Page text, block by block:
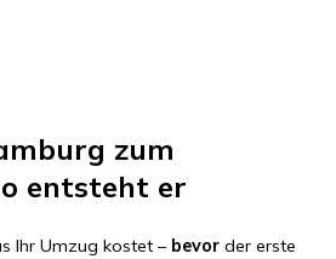
zum
entsteht er
Ihr Umzug kostet – bevorder erste